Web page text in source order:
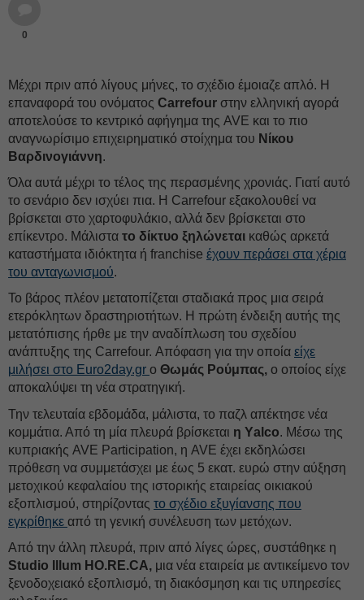
0
Μέχρι πριν από λίγους μήνες, το σχέδιο έμοιαζε απλό. Η
επαναφορά του ονόματος Carrefour στην ελληνική αγορά
αποτελούσε το κεντρικό αφήγημα της AVE και το πιο
αναγνωρίσιμο επιχειρηματικό στοίχημα του Νίκου
Βαρδινογιάννη.
Όλα αυτά μέχρι το τέλος της περασμένης χρονιάς. Γιατί αυτό
το σενάριο δεν ισχύει πια. Η Carrefour εξακολουθεί να
βρίσκεται στο χαρτοφυλάκιο, αλλά δεν βρίσκεται στο
επίκεντρο. Μάλιστα το δίκτυο ξηλώνεται καθώς αρκετά
καταστήματα ιδιόκτητα ή franchise έχουν περάσει στα χέρια
του ανταγωνισμού.
Το βάρος πλέον μετατοπίζεται σταδιακά προς μια σειρά
ετερόκλητων δραστηριοτήτων. Η πρώτη ένδειξη αυτής της
μετατόπισης ήρθε με την αναδίπλωση του σχεδίου
ανάπτυξης της Carrefour. Απόφαση για την οποία είχε
μιλήσει στο Euro2day.gr ο Θωμάς Ρούμπας, ο οποίος είχε
αποκαλύψει τη νέα στρατηγική.
Την τελευταία εβδομάδα, μάλιστα, το παζλ απέκτησε νέα
κομμάτια. Από τη μία πλευρά βρίσκεται η Υalco. Μέσω της
κυπριακής AVE Participation, η AVE έχει εκδηλώσει
πρόθεση να συμμετάσχει με έως 5 εκατ. ευρώ στην αύξηση
μετοχικού κεφαλαίου της ιστορικής εταιρείας οικιακού
εξοπλισμού, στηρίζοντας το σχέδιο εξυγίανσης που
εγκρίθηκε από τη γενική συνέλευση των μετόχων.
Από την άλλη πλευρά, πριν από λίγες ώρες, συστάθηκε η
Studio Illum HO.RE.CA, μια νέα εταιρεία με αντικείμενο τον
ξενοδοχειακό εξοπλισμό, τη διακόσμηση και τις υπηρεσίες